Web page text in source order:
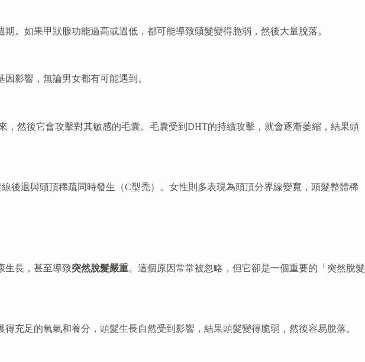
。如果甲狀腺功能過高或過低，都可能導致頭髮變得脆弱，然後大量脫落。
影響，無論男女都有可能遇到。
然後它會攻擊對其敏感的毛囊。毛囊受到DHT的持續攻擊，就會逐漸萎縮，結果頭
後退與頭頂稀疏同時發生（C型禿）。女性則多表現為頭頂分界線變寬，頭髮整體稀
生長，甚至導致突然脫髮嚴重。這個原因常常被忽略，但它卻是一個重要的「突然脫髮
充足的氧氣和養分，頭髮生長自然受到影響，結果頭髮變得脆弱，然後容易脫落。